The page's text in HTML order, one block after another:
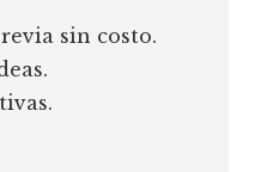
sin costo.